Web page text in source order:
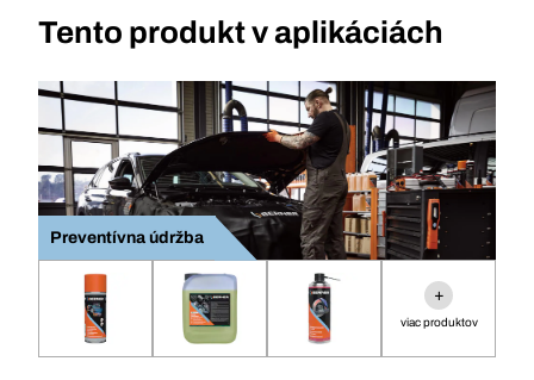
Tento produkt v aplikáciách
Preventívna údržba
+
viac produktov